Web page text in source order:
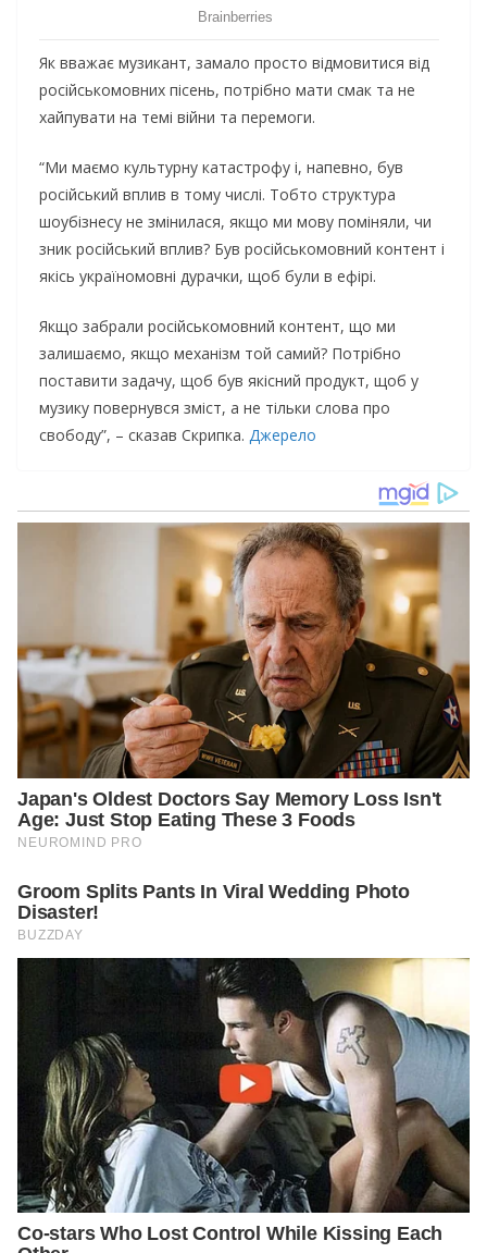
Як вважає музикант, замало просто відмовитися від
російськомовних пісень, потрібно мати смак та не
хайпувати на темі війни та перемоги.
“Ми маємо культурну катастрофу і, напевно, був
російський вплив в тому числі. Тобто структура
шоубізнесу не змінилася, якщо ми мову поміняли, чи
зник російський вплив? Був російськомовний контент і
якісь україномовні дурачки, щоб були в ефірі.
Якщо забрали російськомовний контент, що ми
залишаємо, якщо механізм той самий? Потрібно
поставити задачу, щоб був якісний продукт, щоб у
музику повернувся зміст, а не тільки слова про
свободу”, – сказав Скрипка. Джерело